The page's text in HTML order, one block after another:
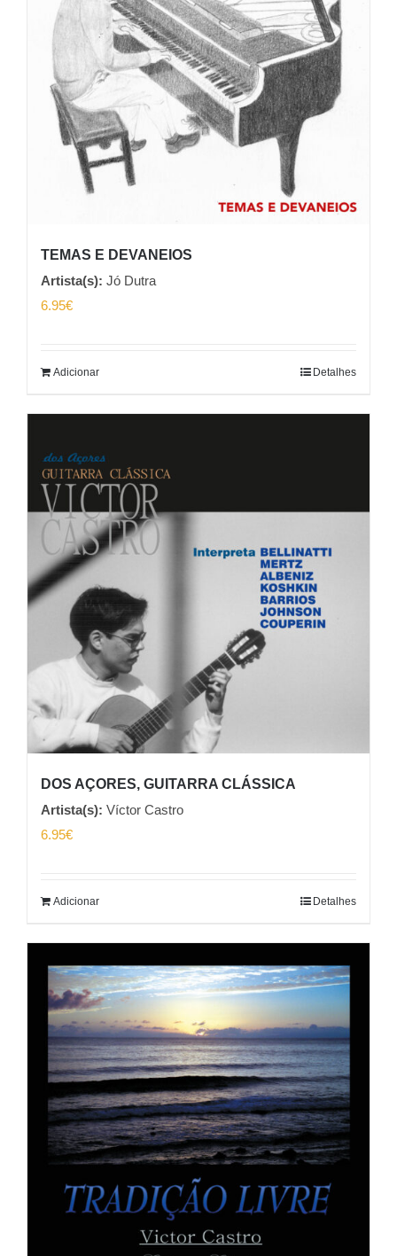
TEMAS E DEVANEIOS
Artista(s): Jó Dutra
6.95€
Adicionar Detalhes
DOS AÇORES, GUITARRA CLÁSSICA
Artista(s): Víctor Castro
6.95€
Adicionar Detalhes